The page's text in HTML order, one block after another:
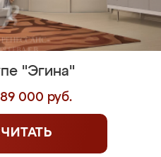
"Эгина"
000 руб.